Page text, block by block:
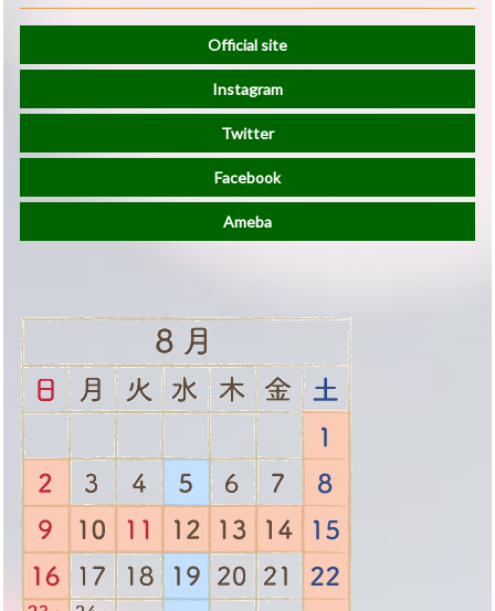
Official site
Instagram
Twitter
Facebook
Ameba